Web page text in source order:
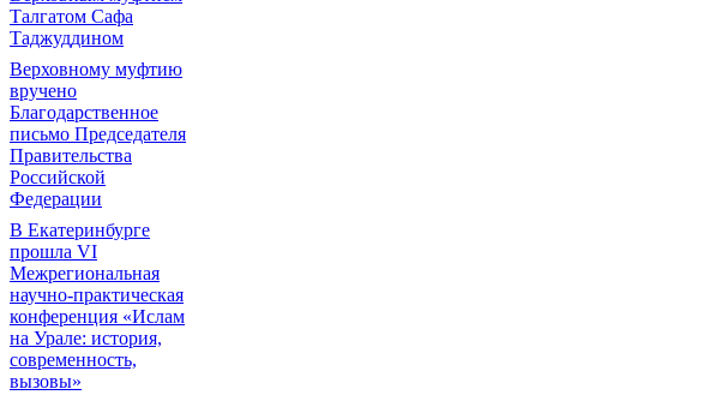
Талгатом Сафа
Таджуддином
Верховному муфтию
вручено
Благодарственное
письмо Председателя
Правительства
Российской
Федерации
В Екатеринбурге
прошла VI
Межрегиональная
научно-практическая
конференция «Ислам
на Урале: история,
современность,
вызовы»